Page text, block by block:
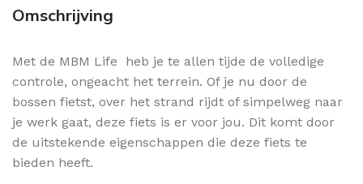
Omschrijving
Met de MBM Life heb je te allen tijde de volledige
controle, ongeacht het terrein. Of je nu door de
bossen fietst, over het strand rijdt of simpelweg naar
je werk gaat, deze fiets is er voor jou. Dit komt door
de uitstekende eigenschappen die deze fiets te
bieden heeft.